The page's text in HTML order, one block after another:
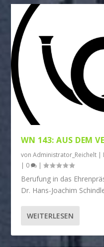
WN 143: AUS DEM
vonAdministrator_Reichelt |
| 0 |
Berufung in das
Dr. Hans-Joachim
WEITERLESEN